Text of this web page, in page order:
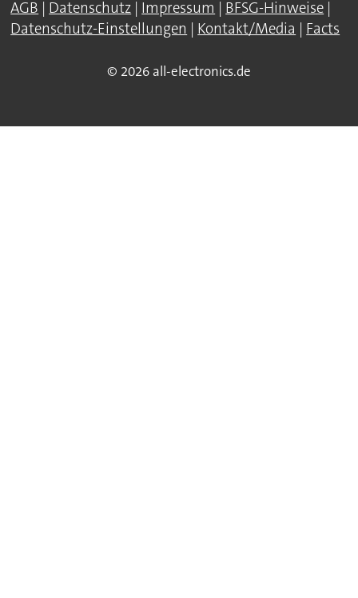
AGB | Datenschutz | Impressum | BFSG-Hinweise |
Datenschutz-Einstellungen | Kontakt/Media | Facts
© 2026 all-electronics.de